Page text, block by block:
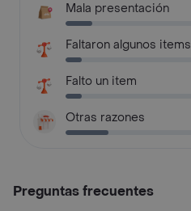
Mala presentación
Faltaron algunos items
Falto un item
Otras razones
Preguntas frecuentes